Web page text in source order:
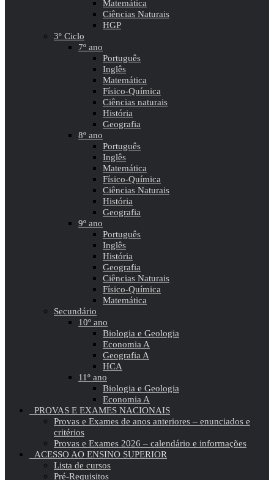
Matemática
Ciências Naturais
HGP
3º Ciclo
7º ano
Português
Inglês
Matemática
Físico-Química
Ciências naturais
História
Geografia
8º ano
Português
Inglês
Matemática
Físico-Química
Ciências Naturais
História
Geografia
9º ano
Português
Inglês
História
Geografia
Ciências Naturais
Físico-Química
Matemática
Secundário
10º ano
Biologia e Geologia
Economia A
Geografia A
HCA
11º ano
Biologia e Geologia
Economia A
PROVAS E EXAMES NACIONAIS
Provas e Exames de anos anteriores – enunciados e
critérios
Provas e Exames 2026 – calendário e informações
ACESSO AO ENSINO SUPERIOR
Lista de cursos
Pré-Requisitos